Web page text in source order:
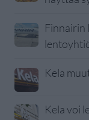
Finnairin
Kela
Kela voi